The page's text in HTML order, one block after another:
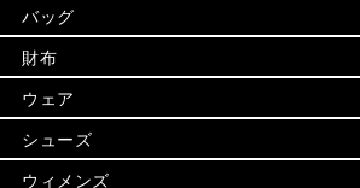
バッグ
財布
小物
シューズ・靴
ウェア
アクセサリー
再値下げアイテム
追加アイテム
旗艦店からアウトレットに入荷
▶ ウィメンズすべて(ウェア・シューズ除く)
バッグ
財布・小物
夏のスタイル
▶ すべて
▶ ウィメンズすべて
バッグ
財布・小物
バッグ
人気の定番アイテム
日本限定 - バッグ
▶ ウィメンズすべて
ハンドバッグ・サッチェル
財布
日本限定 - 財布・小物
▶ ウィメンズすべて
GREENWICH
ウェア
▶ ウィメンズすべて
トップス
シューズ
ウィメンズ